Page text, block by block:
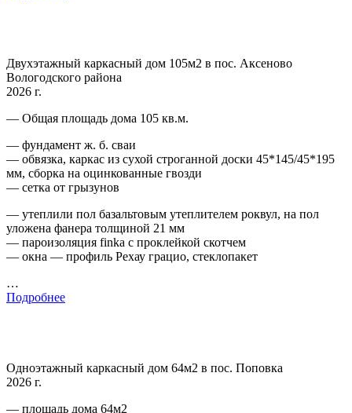
Двухэтажный каркасный дом 105м2 в пос. Аксеново
Вологодского района
2026 г.
— Общая площадь дома 105 кв.м.
— фундамент ж. б. сваи
— обвязка, каркас из сухой строганной доски 45*145/45*195
мм, сборка на оцинкованные гвозди
— сетка от грызунов
— утеплили пол базальтовым утеплителем роквул, на пол
уложена фанера толщиной 21 мм
— пароизоляция finka с проклейкой скотчем
— окна — профиль Рехау грацио, стеклопакет
…
Подробнее
Одноэтажный каркасный дом 64м2 в пос. Поповка
2026 г.
— площадь дома 64м2